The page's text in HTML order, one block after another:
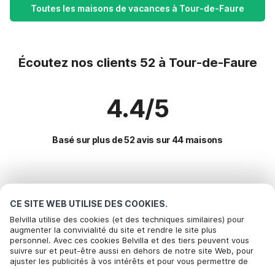
CE SITE WEB UTILISE DES COOKIES.
Belvilla utilise des cookies (et des techniques similaires) pour
augmenter la convivialité du site et rendre le site plus
personnel. Avec ces cookies Belvilla et des tiers peuvent vous
suivre sur et peut-être aussi en dehors de notre site Web, pour
ajuster les publicités à vos intérêts et pour vous permettre de
Toutes les maisons de vacances à Tour-de-Faure
Écoutez nos clients 52 à Tour-de-Faure
4.4/5
Basé sur plus de 52 avis sur 44 maisons
vacances
Villes offrant les meilleures commodités pour les vacances
Maison de vacances avec piscine gourdon
Location de vacances pour enfants masclat
Commodités populaires pour les vacances en Tour-de-
Appelez pour réserver